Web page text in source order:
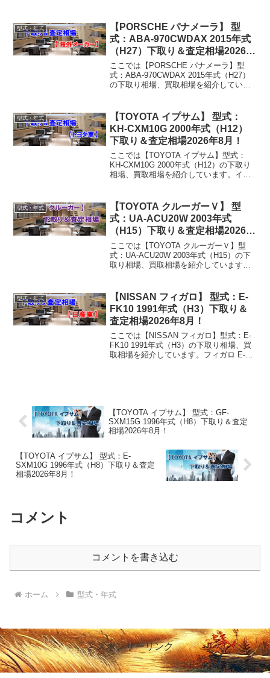
～5万円買取り相場：マイナス...
型式・年式
【PORSCHE パナメーラ】 型
式：ABA-970CWDAX 2015年式
（H27）下取り＆査定相場2026年
8月！
ここでは【PORSCHE パナメーラ】型
式：ABA-970CWDAX 2015年式（H27）
の下取り相場、買取相場を紹介していま
相場：マイナス1万円～...
型式・年式
【TOYOTA イプサム】 型式：
KH-CXM10G 2000年式（H12）
下取り＆査定相場2026年8月！
ここでは【TOYOTA イプサム】型式：
KH-CXM10G 2000年式（H12）の下取り
相場、買取相場を紹介しています。イプ
万円～3万円買取り相場：...
型式・年式
【TOYOTA クルーガーＶ】 型
式：UA-ACU20W 2003年式
（H15）下取り＆査定相場2026年
8月！
ここでは【TOYOTA クルーガーＶ】型
式：UA-ACU20W 2003年式（H15）の下
取り相場、買取相場を紹介しています。
場：マイナス1万円～17万円買...
型式・年式
【NISSAN フィガロ】 型式：E-
FK10 1991年式（H3）下取り＆
査定相場2026年8月！
ここでは【NISSAN フィガロ】型式：E-
FK10 1991年式（H3）の下取り相場、買
取相場を紹介しています。フィガロ E-
【TOYOTA イプサム】 型式：GF-
SXM15G 1996年式（H8）下取り＆査定
相場2026年8月！
【TOYOTA イプサム】 型式：E-
SXM10G 1996年式（H8）下取り＆査定
相場2026年8月！
コメント
コメントを書き込む
ホーム 型式・年式
スポンサーリンク